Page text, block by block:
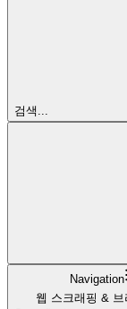
검색...
Navigation
웹 스크래핑 & 브